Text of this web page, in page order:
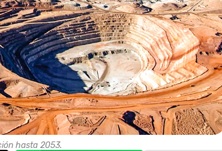
hasta 2053.